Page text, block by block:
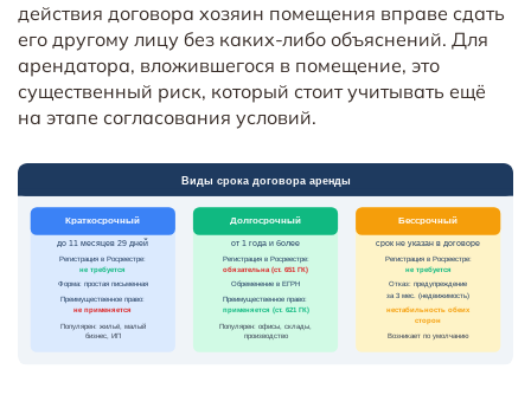
действия договора хозяин помещения вправе сдать
его другому лицу без каких-либо объяснений. Для
арендатора, вложившегося в помещение, это
существенный риск, который стоит учитывать ещё
на этапе согласования условий.